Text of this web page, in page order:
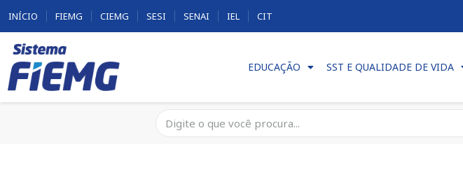
INÍCIO FIEMG CIEMG SESI SENAI IEL CIT
EDUCAÇÃO SST E QUALIDADE DE VIDA